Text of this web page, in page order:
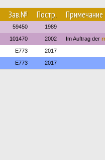
Зав.№ Постр. Примечание
59450 1989
101470 2002 Im Auftrag der
E773 2017
E773 2017